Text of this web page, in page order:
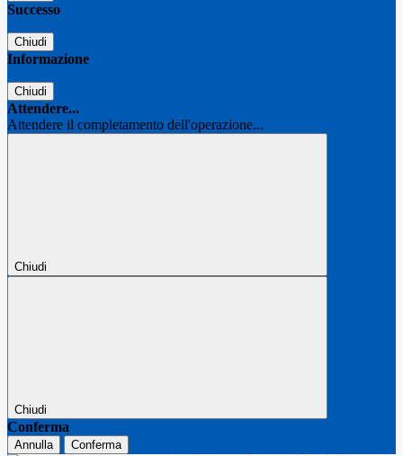
Successo
Chiudi
Informazione
Chiudi
Attendere...
Attendere il completamento dell'operazione...
Chiudi
Chiudi
Conferma
Annulla Conferma